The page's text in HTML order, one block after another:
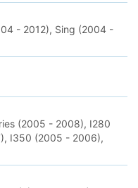
- 2012), Sing (2004 -
(2005 - 2008), I280
I350 (2005 - 2006),